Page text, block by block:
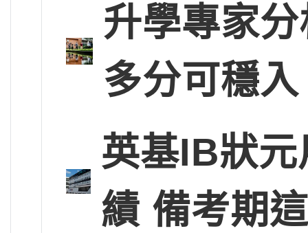
升學專家
多分可穩
英基IB狀
績 備考期